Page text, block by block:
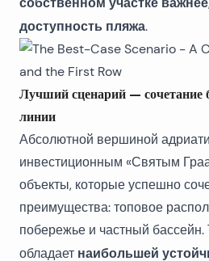
доступность пляжа.
Лучший сценарий — сочетание
линии
Абсолютной вершиной
инвестиционным «Святым
объекты, которые успешно
преимущества: топовое
побережье и частный
обладает наибольшей